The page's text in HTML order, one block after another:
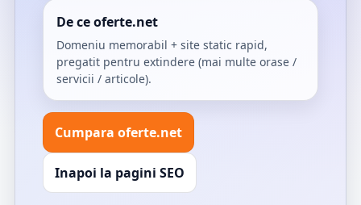
De ce oferte.net
Domeniu memorabil + site static rapid,
pregatit pentru extindere (mai multe orase /
servicii / articole).
Cumpara oferte.net
Inapoi la pagini SEO